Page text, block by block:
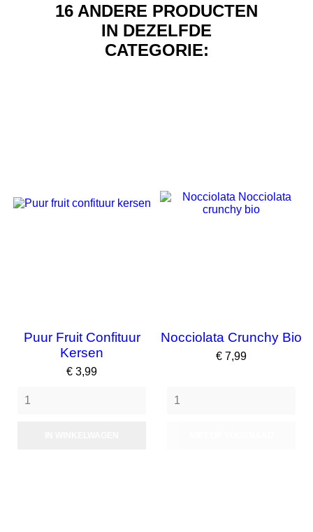
16 ANDERE PRODUCTEN
IN DEZELFDE
CATEGORIE:
Puur Fruit Confituur
Kersen
Prijs
€ 3,99
Nocciolata Crunchy Bio
Prijs
€ 7,99